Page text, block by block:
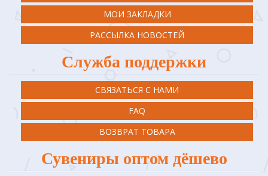
МОИ ЗАКЛАДКИ
РАССЫЛКА НОВОСТЕЙ
Служба поддержки
СВЯЗАТЬСЯ С НАМИ
FAQ
ВОЗВРАТ ТОВАРА
Сувениры оптом дёшево